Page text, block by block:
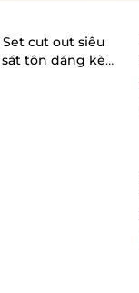
cut out siêu
tôn dáng kèm